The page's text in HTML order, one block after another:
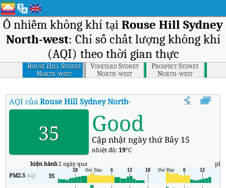
Ô nhiễm không khí tại Rouse Hill Sydney
North-west: Chỉ số chất lượng không khí
(AQI) theo thời gian thực
Rouse Hill Sydney
North-west
Vineyard Sydney
North-west
Prospect Sydney
North-west
AQI củaRouse Hill Sydney North-west Chỉ số chất lượng
35 Good
Cập nhật ngày thứ Bảy 15
nhiệt độ: 19°C
hiện hành2 ngày qua
PM2.5AQI 35